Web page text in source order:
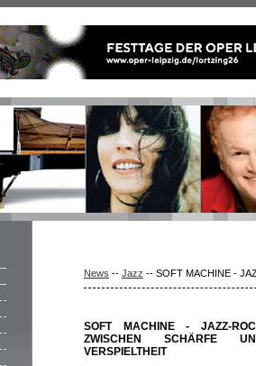
News -- Jazz -- SOFT MACHINE -
SOFT MACHINE - JAZZ-
ZWISCHEN SCHÄRFE
VERSPIELTHEIT